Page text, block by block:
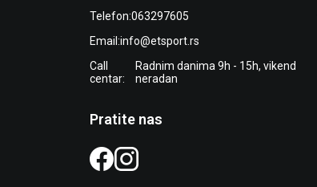
Telefon:063297605
Email:info@etsport.rs
Call
centar:
Radnim danima 9h - 15h, vikend
neradan
Pratite nas